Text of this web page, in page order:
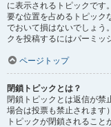
に表示されるトピックです
要な位置を占めるトピック
でおいて損はないでしょう
クを投稿するにはパーミッ
ページトップ
閉鎖トピックとは？
閉鎖トピックとは返信が禁
場合は投票も禁止されます
トピックが閉鎖されるこ